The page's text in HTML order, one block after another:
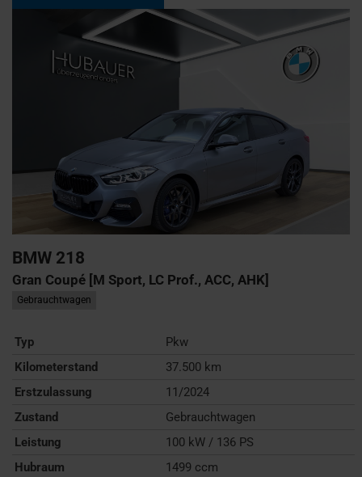
BMW 218
Gran Coupé [M Sport, LC Prof., ACC, AHK]
Gebrauchtwagen
Typ
Pkw
Kilometerstand
37.500 km
Erstzulassung
11/2024
Zustand
Gebrauchtwagen
Leistung
100 kW / 136 PS
Hubraum
1499 ccm